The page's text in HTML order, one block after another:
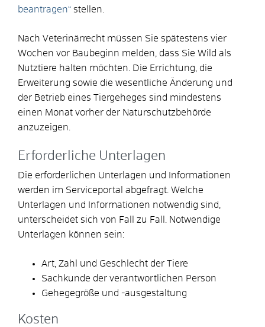
beantragen“ stellen.
Nach Veterinärrecht müssen Sie spätestens vier
Wochen vor Baubeginn melden, dass Sie Wild als
Nutztiere halten möchten. Die Errichtung, die
Erweiterung sowie die wesentliche Änderung und
der Betrieb eines Tiergeheges sind mindestens
einen Monat vorher der Naturschutzbehörde
anzuzeigen.
Erforderliche Unterlagen
Die erforderlichen Unterlagen und Informationen
werden im Serviceportal abgefragt. Welche
Unterlagen und Informationen notwendig sind,
unterscheidet sich von Fall zu Fall. Notwendige
Unterlagen können sein:
Art, Zahl und Geschlecht der Tiere
Sachkunde der verantwortlichen Person
Gehegegröße und -ausgestaltung
Kosten